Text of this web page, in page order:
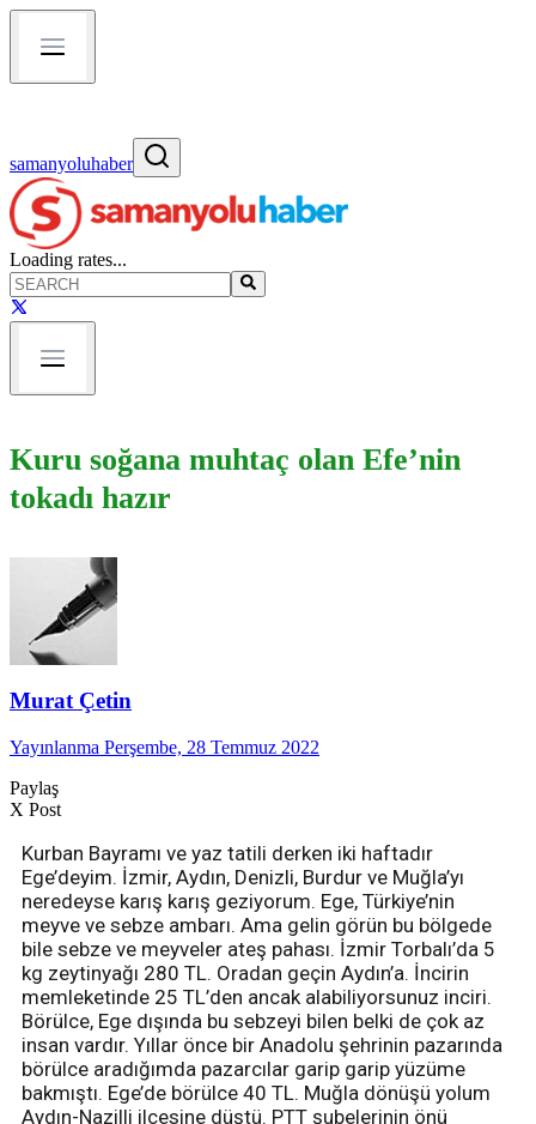
samanyoluhaber
Loading rates...
Kuru soğana muhtaç olan Efe’nin
tokadı hazır
Murat Çetin
Yayınlanma Perşembe, 28 Temmuz 2022
Paylaş
X Post
Kurban Bayramı ve yaz tatili derken iki haftadır
Ege’deyim. İzmir, Aydın, Denizli, Burdur ve Muğla’yı
neredeyse karış karış geziyorum. Ege, Türkiye’nin
meyve ve sebze ambarı. Ama gelin görün bu bölgede
bile sebze ve meyveler ateş pahası. İzmir Torbalı’da 5
kg zeytinyağı 280 TL. Oradan geçin Aydın’a. İncirin
memleketinde 25 TL’den ancak alabiliyorsunuz inciri.
Börülce, Ege dışında bu sebzeyi bilen belki de çok az
insan vardır. Yıllar önce bir Anadolu şehrinin pazarında
börülce aradığımda pazarcılar garip garip yüzüme
bakmıştı. Ege’de börülce 40 TL. Muğla dönüşü yolum
Aydın-Nazilli ilçesine düştü. PTT şubelerinin önü